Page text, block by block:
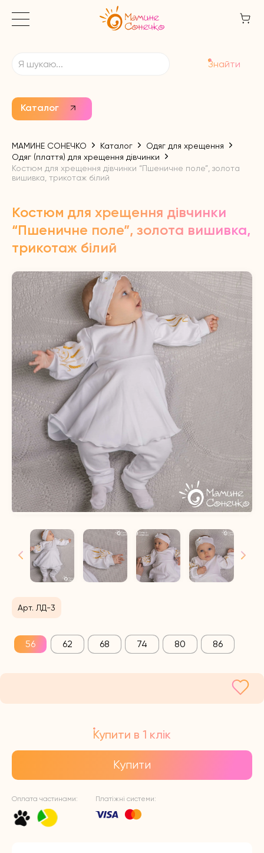
Каталог
Знайти
МАМИНЕ СОНЕЧКО Каталог
Одяг для хрещення
Одяг (плаття) для хрещення дівчинки
Костюм для хрещення дівчинки “Пшеничне поле”, золота
вишивка, трикотаж білий
Костюм для хрещення дівчинки
“Пшеничне поле”, золота вишивка,
трикотаж білий
Арт. ЛД-3
56 62 68 74 80 86
Купити в 1 клік
Купити
Оплата частинами: Платіжні системи: